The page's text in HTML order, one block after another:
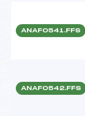
ANAF0541.FFS
ANAF0542.FFS